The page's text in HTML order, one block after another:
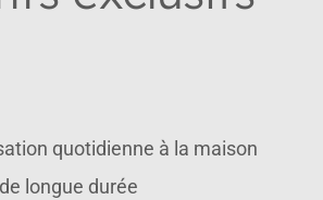
quotidienne à la maison
longue durée